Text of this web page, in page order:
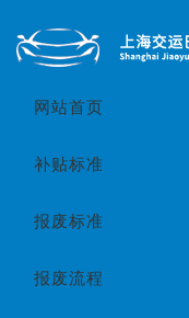
网站首页
补贴标准
报废标准
报废流程